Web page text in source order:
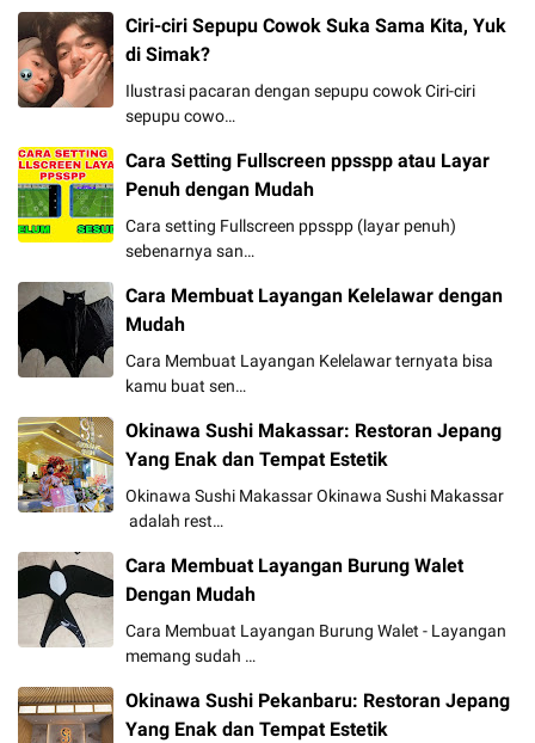
Ciri-ciri Sepupu Cowok Suka Sama Kita, Yuk
di Simak?
Ilustrasi pacaran dengan sepupu cowok Ciri-ciri
sepupu cowo…
Cara Setting Fullscreen ppsspp atau Layar
Penuh dengan Mudah
Cara setting Fullscreen ppsspp (layar penuh)
sebenarnya san…
Cara Membuat Layangan Kelelawar dengan
Mudah
Cara Membuat Layangan Kelelawar ternyata bisa
kamu buat sen…
Okinawa Sushi Makassar: Restoran Jepang
Yang Enak dan Tempat Estetik
Okinawa Sushi Makassar Okinawa Sushi Makassar
adalah rest…
Cara Membuat Layangan Burung Walet
Dengan Mudah
Cara Membuat Layangan Burung Walet - Layangan
memang sudah …
Okinawa Sushi Pekanbaru: Restoran Jepang
Yang Enak dan Tempat Estetik